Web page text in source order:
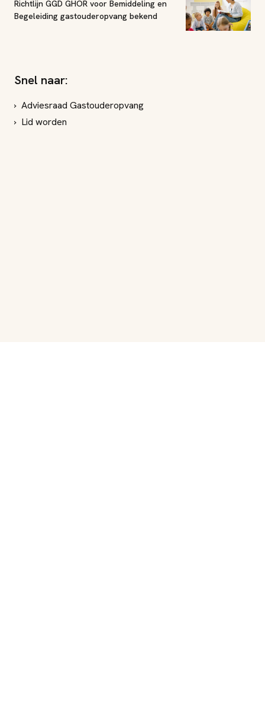
Richtlijn GGD GHOR voor Bemiddeling en
Begeleiding gastouderopvang bekend
Snel naar:
Adviesraad Gastouderopvang
Lid worden